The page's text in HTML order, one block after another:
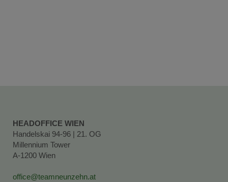
HEADOFFICE WIEN
Handelskai 94-96 | 21. OG
Millennium Tower
A-1200 Wien
office@teamneunzehn.at